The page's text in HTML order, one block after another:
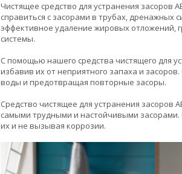
Чистящее средство для устранения засоров
справиться с засорами в трубах, дренажных
эффективное удаление жировых отложений,
системы.
С помощью нашего средства чистящего для
избавив их от неприятного запаха и
воды и предотвращая повторные засоры.
Средство чистящее для устранения засоров
самыми трудными и настойчивыми засорами.
их и не вызывая коррозии.